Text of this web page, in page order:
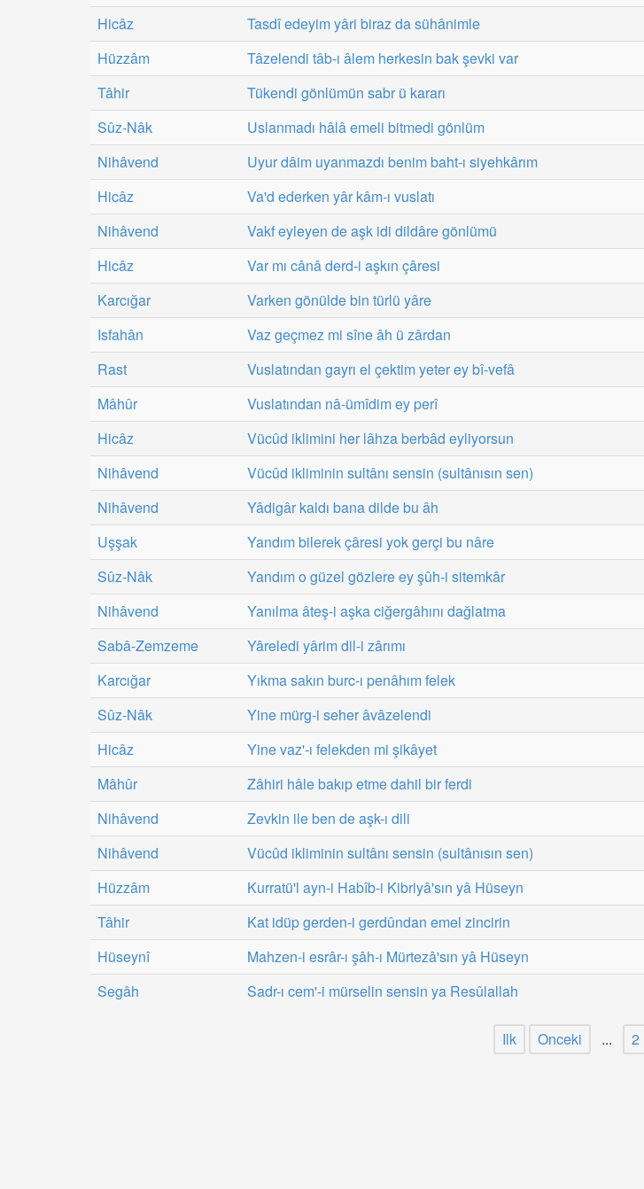
Hicâz
Tasdî edeyim yâri biraz da sühânimle
Hüzzâm
Tâzelendi tâb-ı âlem herkesin bak şevki var
Tâhir
Tükendi gönlümün sabr ü kararı
Sûz-Nâk
Uslanmadı hâlâ emeli bitmedi gönlüm
Nihâvend
Uyur dâim uyanmazdı benim baht-ı siyehkârım
Hicâz
Va'd ederken yâr kâm-ı vuslatı
Nihâvend
Vakf eyleyen de aşk idi dildâre gönlümü
Hicâz
Var mı cânâ derd-i aşkın çâresi
Karcığar
Varken gönülde bin türlü yâre
Isfahân
Vaz geçmez mi sîne âh ü zârdan
Rast
Vuslatından gayrı el çektim yeter ey bî-vefâ
Mâhûr
Vuslatından nâ-ümîdim ey perî
Hicâz
Vücûd iklimini her lâhza berbâd eyliyorsun
Nihâvend
Vücûd ikliminin sultânı sensin (sultânısın sen)
Nihâvend
Yâdigâr kaldı bana dilde bu âh
Uşşak
Yandım bilerek çâresi yok gerçi bu nâre
Sûz-Nâk
Yandım o güzel gözlere ey şûh-i sitemkâr
Nihâvend
Yanılma âteş-i aşka ciğergâhını dağlatma
Sabâ-Zemzeme
Yâreledi yârim dil-i zârımı
Karcığar
Yıkma sakın burc-ı penâhım felek
Sûz-Nâk
Yine mürg-i seher âvâzelendi
Hicâz
Yine vaz'-ı felekden mi şikâyet
Mâhûr
Zâhiri hâle bakıp etme dahil bir ferdi
Nihâvend
Zevkin ile ben de aşk-ı dili
Nihâvend
Vücûd ikliminin sultânı sensin (sultânısın sen)
Hüzzâm
Kurratü'l ayn-i Habîb-i Kibriyâ'sın yâ Hüseyn
Tâhir
Kat idüp gerden-i gerdûndan emel zincirin
Hüseynî
Mahzen-i esrâr-ı şâh-ı Mürtezâ'sın yâ Hüseyn
Segâh
Sadr-ı cem'-i mürselin sensin ya Resûlallah
Ilk Onceki ... 2